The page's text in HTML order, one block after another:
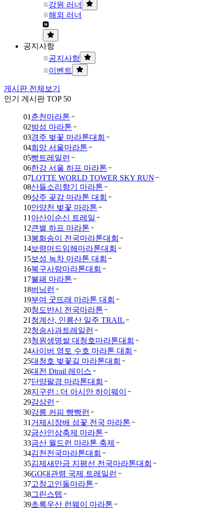
강원 러너
해외 러너
공지사항
공지사항
이벤트
게시판 전체보기
인기 게시판 TOP 50
01 춘천마라톤
02밤섬 마라톤
03경주 벚꽃 마라톤대회
04희망 서울마라톤
05빵트레일런
06한강 서울 하프 마라톤
07LOTTE WORLD TOWER SKY RUN
08산들소리향기 마라톤
09상주 곶감 마라톤 대회
10안양천 벚꽃 마라톤
11 아산이순신 트레일
12큰별 하프 마라톤
13봉화송이 전국마라톤대회
14보령머드임해마라톤대회
15보성 녹차 마라톤 대회
16북구사랑마라톤대회
17불패 마라톤
18버닝런
19부여 굿뜨래 마라톤 대회
20청도반시 전국마라톤
21 청계산, 인릉산 일주 TRAIL
22청송사과트레일런
23청원생명쌀 대청호마라톤대회
24사이버 영토 수호 마라톤 대회
25대청호 벚꽃길 마라톤대회
26대전 Dtrail 레이스
27단양팔경 마라톤대회
28지구런 : 더 아시안 하이웨이
29감상런
30강릉 커피 빵빵런
31 거제시장배 섬꽃 전국 마라톤
32금산인삼축제 마라톤
33금산 월드런 마라톤 축제
34김천전국마라톤대회
35김제새만금 지평선 전국마라톤대회
36GO대관령 국제 트레일런
37고창고인돌마라톤
38그린스텝
39초록우산 런웨이 마라톤